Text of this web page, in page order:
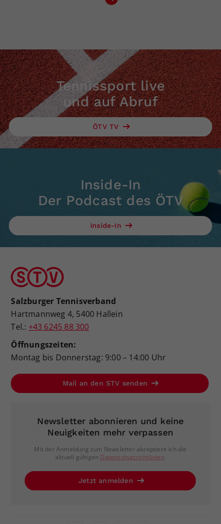
Tennissport live
und auf Abruf
ÖTV TV
Inside-In
Der Podcast des ÖTV
Inside-In
Salzburger Tennisverband
Hartmannweg 4, 5400 Hallein
Tel.: +43 6245 88 300
Öffnungszeiten:
Montag bis Donnerstag: 9:00 – 14:00 Uhr
Mail an den STV senden
Newsletter abonnieren und keine
Neuigkeiten mehr verpassen
Mit der Anmeldung zum Newsletter akzeptiere ich die
aktuell gültigen Datenschutzrichtlinien.
Jetzt anmelden